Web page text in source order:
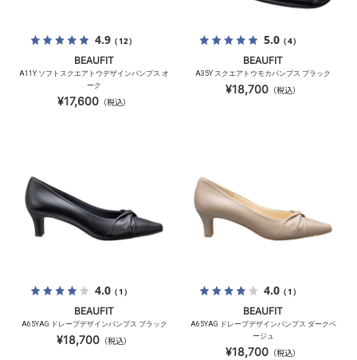
4.9（12）
BEAUFIT
A11Y ソフトスクエアトウデザインパンプス オ
ーク
¥17,600 （税込）
5.0（4）
BEAUFIT
A35Y スクエアトウモカパンプス ブラック
¥18,700 （税込）
4.0（1）
BEAUFIT
A65YAG ドレープデザインパンプス ブラック
¥18,700 （税込）
4.0（1）
BEAUFIT
A65YAG ドレープデザインパンプス ダークベ
ージュ
¥18,700 （税込）